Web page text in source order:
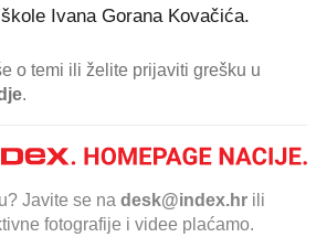
Ivana Gorana Kovačića.
o temi ili želite prijaviti grešku u
.
Javite se na desk@index.hr ili
fotografije i videe plaćamo.